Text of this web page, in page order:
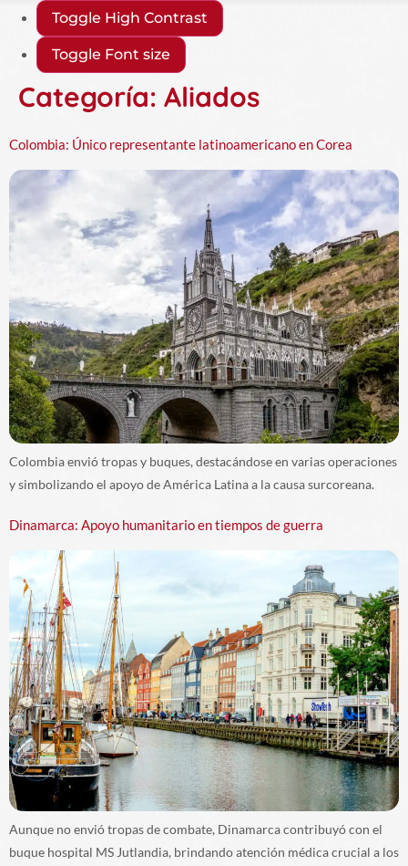
Toggle High Contrast
Toggle Font size
Categoría: Aliados
Colombia: Único representante latinoamericano en Corea
Colombia envió tropas y buques, destacándose en varias operaciones
y simbolizando el apoyo de América Latina a la causa surcoreana.
Dinamarca: Apoyo humanitario en tiempos de guerra
Aunque no envió tropas de combate, Dinamarca contribuyó con el
buque hospital MS Jutlandia, brindando atención médica crucial a los